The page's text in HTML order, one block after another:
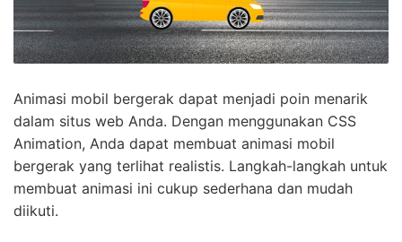
Animasi mobil bergerak dapat menjadi poin menarik
dalam situs web Anda. Dengan menggunakan CSS
Animation, Anda dapat membuat animasi mobil
bergerak yang terlihat realistis. Langkah-langkah untuk
membuat animasi ini cukup sederhana dan mudah
diikuti.